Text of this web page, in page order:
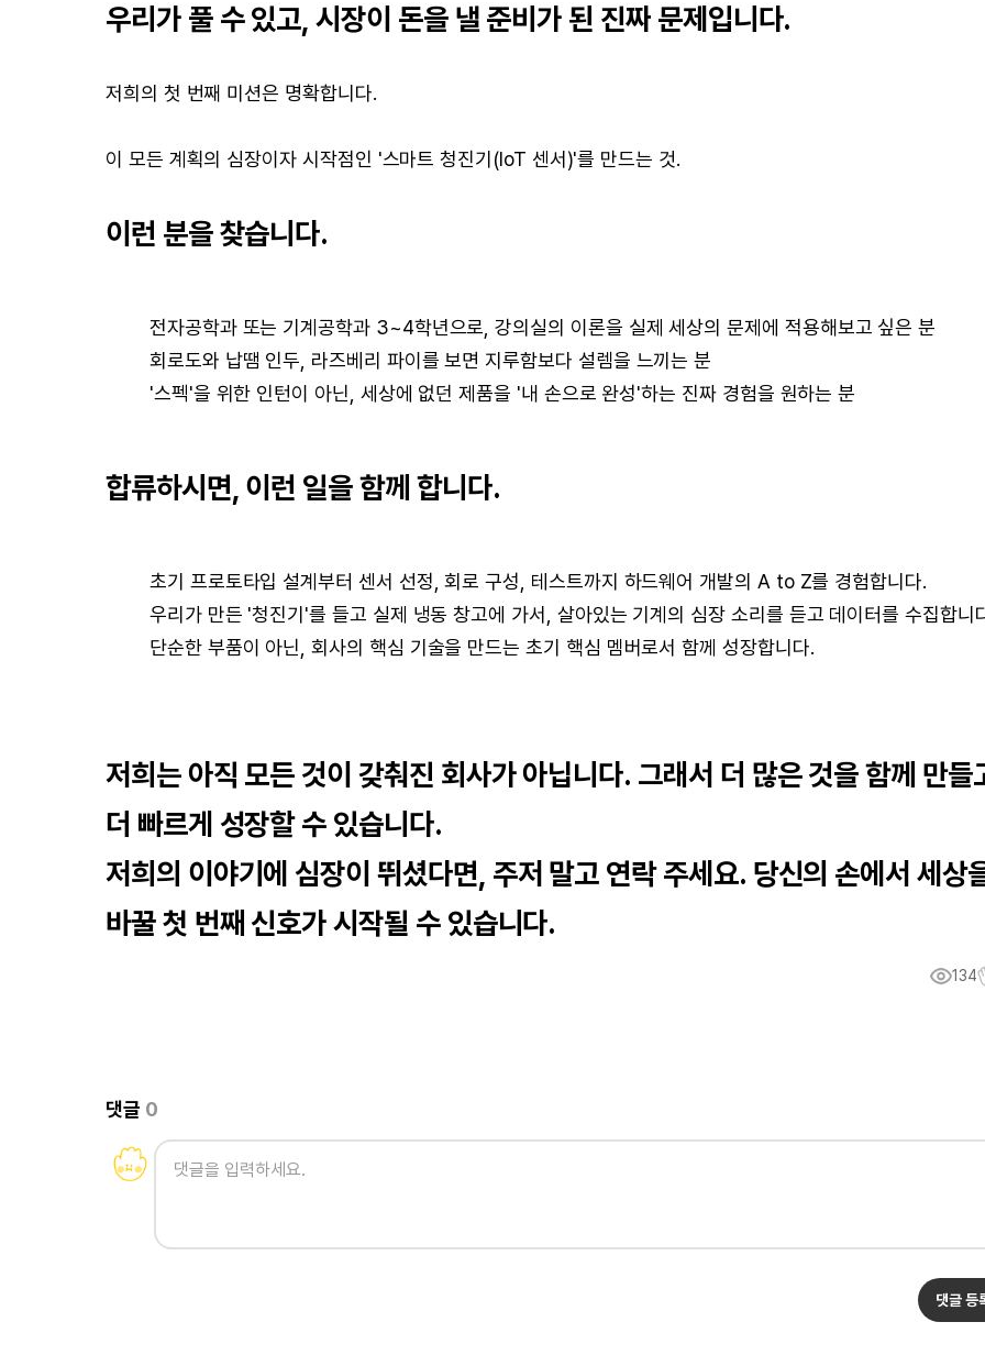
우리가 풀 수 있고, 시장이 돈을 낼 준비가 된 진짜 문제입니다.
저희의 첫 번째 미션은 명확합니다.
이 모든 계획의 심장이자 시작점인 '스마트 청진기(IoT 센서)'를 만드는 것.
이런 분을 찾습니다.
전자공학과 또는 기계공학과 3~4학년으로, 강의실의 이론을 실제 세상의 문제에 적용해보고 싶은 분
회로도와 납땜 인두, 라즈베리 파이를 보면 지루함보다 설렘을 느끼는 분
'스펙'을 위한 인턴이 아닌, 세상에 없던 제품을 '내 손으로 완성'하는 진짜 경험을 원하는 분
합류하시면, 이런 일을 함께 합니다.
초기 프로토타입 설계부터 센서 선정, 회로 구성, 테스트까지 하드웨어 개발의 A to Z를 경험합니다.
우리가 만든 '청진기'를 들고 실제 냉동 창고에 가서, 살아있는 기계의 심장 소리를 듣고 데이터를 수집합니
단순한 부품이 아닌, 회사의 핵심 기술을 만드는 초기 핵심 멤버로서 함께 성장합니다.
저희는 아직 모든 것이 갖춰진 회사가 아닙니다. 그래서 더 많은 것을 함께 만들
더 빠르게 성장할 수 있습니다.
저희의 이야기에 심장이 뛰셨다면, 주저 말고 연락 주세요. 당신의 손에서 세상
바꿀 첫 번째 신호가 시작될 수 있습니다.
134
댓글 0
댓글 등